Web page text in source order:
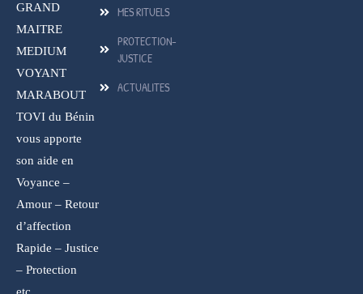
GRAND
MAITRE
MEDIUM
VOYANT
MARABOUT
TOVI du Bénin
vous apporte
son aide en
Voyance –
Amour – Retour
d’affection
Rapide – Justice
– Protection
MES RITUELS
PROTECTION-
JUSTICE
ACTUALITES